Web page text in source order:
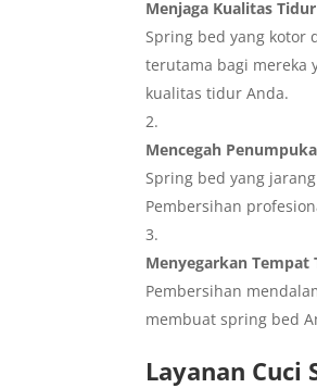
Menjaga Kualitas Tidur
Spring bed yang kotor
terutama bagi mereka
kualitas tidur Anda.
Mencegah
Spring bed yang
Pembersihan
Menyegarkan Tempat
Pembersihan
membuat spring bed
Layanan Cuci